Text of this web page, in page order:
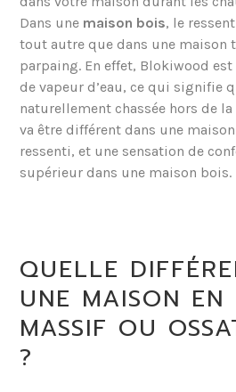
Dans une maison bois, le
tout autre que dans une maison
parpaing. En effet, Blokiwood
de vapeur d’eau, ce qui signifie
naturellement chassée hors de
va être différent dans une
ressenti, et une sensation de
supérieur dans une maison bois.
QUELLE
UNE MAISON EN
MASSIF OU
?